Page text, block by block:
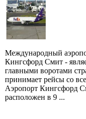
Международный
Кингсфорд Смит -
главными воротами
принимает рейсы со
Аэропорт Кингсфорд
расположен в 9 ...